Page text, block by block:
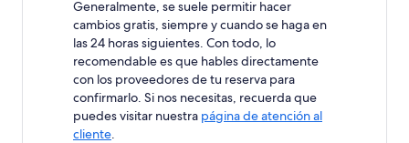
Generalmente, se suele permitir hacer
cambios gratis, siempre y cuando se haga en
las 24 horas siguientes. Con todo, lo
recomendable es que hables directamente
con los proveedores de tu reserva para
confirmarlo. Si nos necesitas, recuerda que
puedes visitar nuestra página de atención al
cliente.